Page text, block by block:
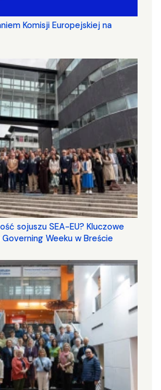
Komisji Europejskiej na
sojuszu SEA-EU? Kluczowe
Weeku w Breście